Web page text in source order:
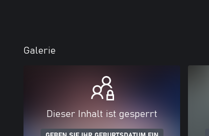
Galerie
Dieser Inhalt ist gesperrt